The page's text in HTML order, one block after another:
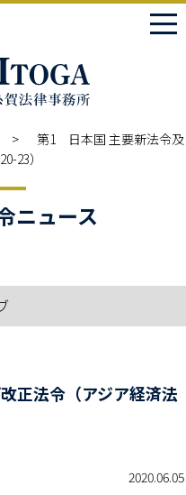
第1 日本国 主要新法令及
23）
ニュース
正法令（アジア経済法
2020.06.05